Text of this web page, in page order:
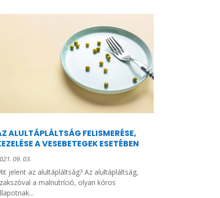
ALULTÁPLÁLTSÁG FELISMERÉSE,
A VESEBETEGEK ESETÉBEN
09. 03.
jelent az alultápláltság? Az alultápláltság,
a malnutríció, olyan kóros